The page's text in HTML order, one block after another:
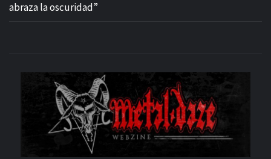
abraza la oscuridad”